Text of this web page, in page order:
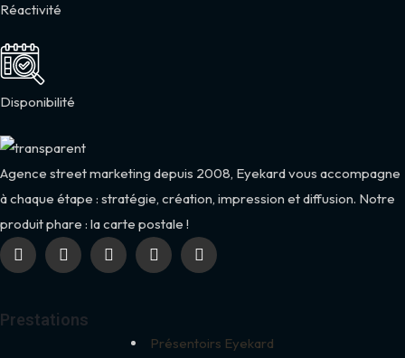
Réactivité
Disponibilité
Agence street marketing depuis 2008, Eyekard vous accompagne
à chaque étape : stratégie, création, impression et diffusion. Notre
produit phare : la carte postale !
Prestations
Présentoirs Eyekard